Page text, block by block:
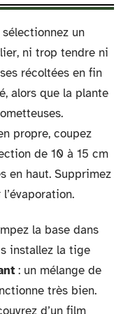
un
ni trop tendre ni
récoltées en fin
alors que la plante
propre, coupez
de 10 à 15 cm
en haut. Supprimez
la base dans
installez la tige
: un mélange de
très bien.
d’un film